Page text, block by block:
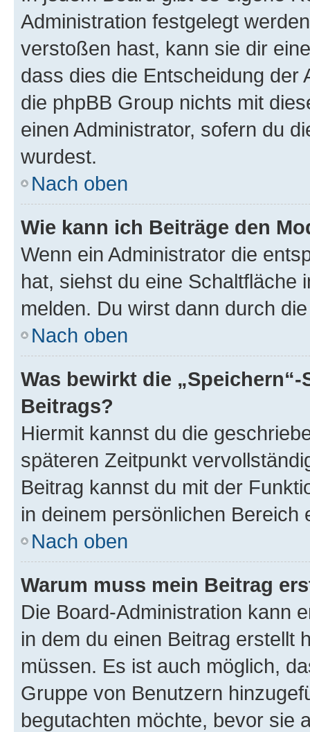
Administration festgelegt
verstoßen hast, kann sie dir
dass dies die Entscheidung der
die phpBB Group nichts mit
einen Administrator, sofern du
wurdest.
Nach oben
Wie kann ich Beiträge den
Wenn ein Administrator die
hat, siehst du eine Schaltfläche
melden. Du wirst dann durch
Nach oben
Was bewirkt die
Beitrags?
Hiermit kannst du die
späteren Zeitpunkt
Beitrag kannst du mit der
in deinem persönlichen Bereich
Nach oben
Warum muss mein Beitrag
Die Board-Administration kann
in dem du einen Beitrag erstellt
müssen. Es ist auch möglich,
Gruppe von Benutzern
begutachten möchte, bevor sie